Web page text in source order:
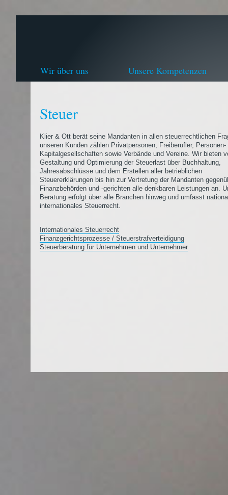
Wir über uns Unsere Kompetenzen
Steuer
Klier & Ott berät seine Mandanten in allen steuerrechtlichen
unseren Kunden zählen Privatpersonen, Freiberufler, Personen-
Kapitalgesellschaften sowie Verbände und Vereine. Wir bieten
Gestaltung und Optimierung der Steuerlast über Buchhaltung,
Jahresabschlüsse und dem Erstellen aller betrieblichen
Steuererklärungen bis hin zur Vertretung der Mandanten
Finanzbehörden und -gerichten alle denkbaren Leistungen an.
Beratung erfolgt über alle Branchen hinweg und umfasst
internationales Steuerrecht.
Internationales Steuerrecht
Finanzgerichtsprozesse / Steuerstrafverteidigung
Steuerberatung für Unternehmen und Unternehmer